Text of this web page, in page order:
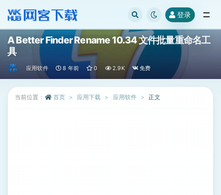
登录
A Better Finder Rename 10.34 文件批量重命名工
具
应用软件 8 年前 0 2.9K 免费
当前位置： 首页 应用下载 应用软件 正文
全部